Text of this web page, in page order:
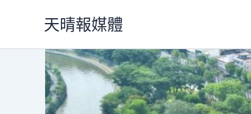
天晴報媒體